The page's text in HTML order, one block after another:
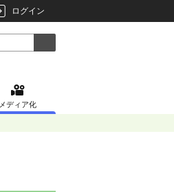
ログイン
メディア化